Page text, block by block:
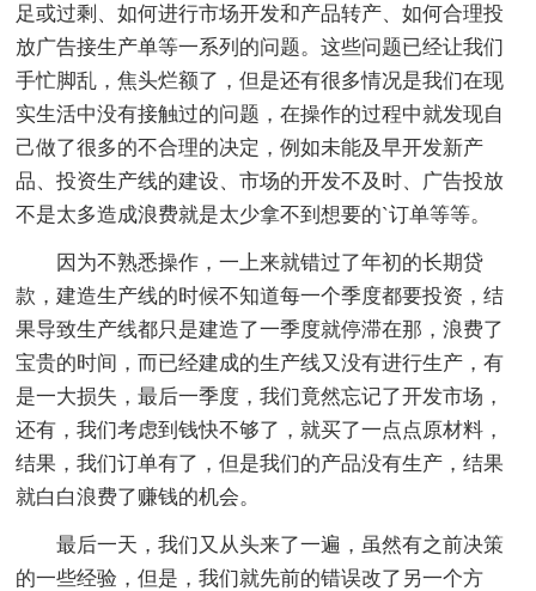
足或过剩、如何进行市场开发和产品转产、如何合理投
放广告接生产单等一系列的问题。这些问题已经让我们
手忙脚乱，焦头烂额了，但是还有很多情况是我们在现
实生活中没有接触过的问题，在操作的过程中就发现自
己做了很多的不合理的决定，例如未能及早开发新产
品、投资生产线的建设、市场的开发不及时、广告投放
不是太多造成浪费就是太少拿不到想要的`订单等等。
因为不熟悉操作，一上来就错过了年初的长期贷
款，建造生产线的时候不知道每一个季度都要投资，结
果导致生产线都只是建造了一季度就停滞在那，浪费了
宝贵的时间，而已经建成的生产线又没有进行生产，有
是一大损失，最后一季度，我们竟然忘记了开发市场，
还有，我们考虑到钱快不够了，就买了一点点原材料，
结果，我们订单有了，但是我们的产品没有生产，结果
就白白浪费了赚钱的机会。
最后一天，我们又从头来了一遍，虽然有之前决策
的一些经验，但是，我们就先前的错误改了另一个方